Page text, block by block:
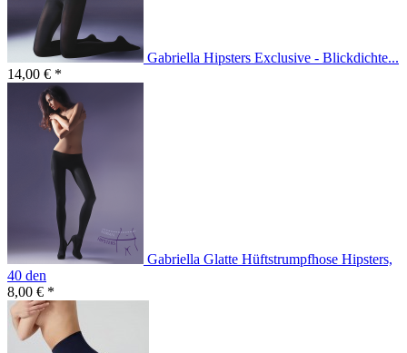
Gabriella Hipsters Exclusive - Blickdichte...
14,00 € *
Gabriella Glatte Hüftstrumpfhose Hipsters,
40 den
8,00 € *